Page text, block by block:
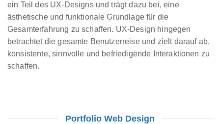
ein Teil des UX-Designs und trägt dazu bei, eine
ästhetische und funktionale Grundlage für die
Gesamterfahrung zu schaffen. UX-Design hingegen
betrachtet die gesamte Benutzerreise und zielt darauf ab,
konsistente, sinnvolle und befriedigende Interaktionen zu
schaffen.
Portfolio Web Design